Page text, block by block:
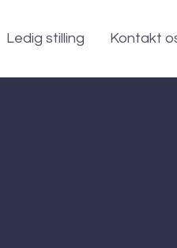
Ledig stilling Kontakt